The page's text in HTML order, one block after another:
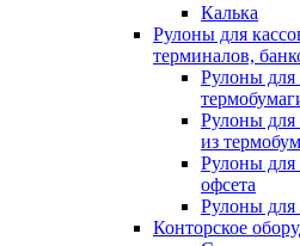
Калька
Рулоны для
терминалов,
Рулоны для
Рулоны для
из
Рулоны для
офсета
Рулоны для
Конторское